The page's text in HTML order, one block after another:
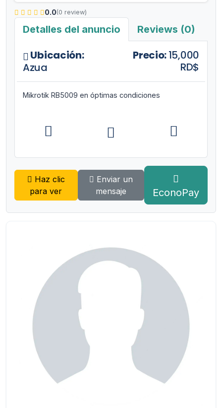
0.0(0 review)
Detalles del anuncio Reviews (0)
Ubicación:
Azua
Precio:15,000
RD$
Mikrotik RB5009 en óptimas condiciones
Haz clic
para ver
Enviar un
mensaje
EconoPay